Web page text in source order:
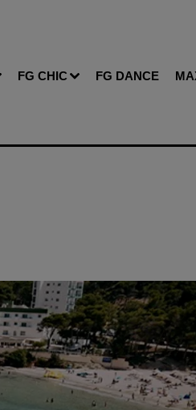
FG CHIC FG DANCE